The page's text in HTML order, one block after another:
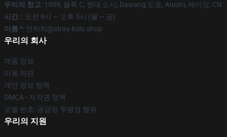
우리의 창고: 1909, 블록 C, 현대 도시, Dawang 도로, Atushi, 베이징, CN
시간 :: 오전 9시 ~ 오후 5시 (월 ~ 금)
이름 *: 연락처@stray-kids.shop
우리의 회사
제품 정보
이용 약관
개인 정보 정책
DMCA - 저작권 정책
모델 번호: 공급망 투명성 행위
우리의 지원